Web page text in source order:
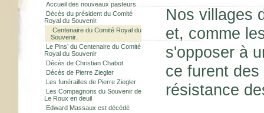
Accueil des nouveaux pasteurs
Décès du président du Comité
Royal du Souvenir.
Centenaire du Comité Royal du
Souvenir.
Le Pins’ du Centenaire du Comité
Royal du Souvenir
Décès de Christian Chabot
Décès de Pierre Ziegler
Les funérailles de Pierre Ziegler
Les Compagnons du Souvenir de
Le Roux en deuil
Edward Massaux est décédé
Nos villages
et, comme
s'opposer à
ce furent
résistance